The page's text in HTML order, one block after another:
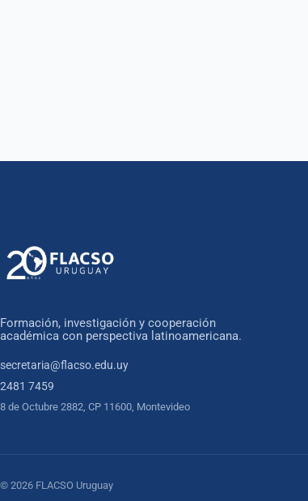
Formación, investigación y cooperación
académica con perspectiva latinoamericana.
secretaria@flacso.edu.uy
2481 7459
8 de Octubre 2882, CP 11600, Montevideo
© 2026 FLACSO Uruguay